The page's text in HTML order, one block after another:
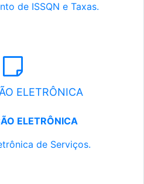
de ISSQN e Taxas.
ELETRÔNICA
ELETRÔNICA
de Serviços.